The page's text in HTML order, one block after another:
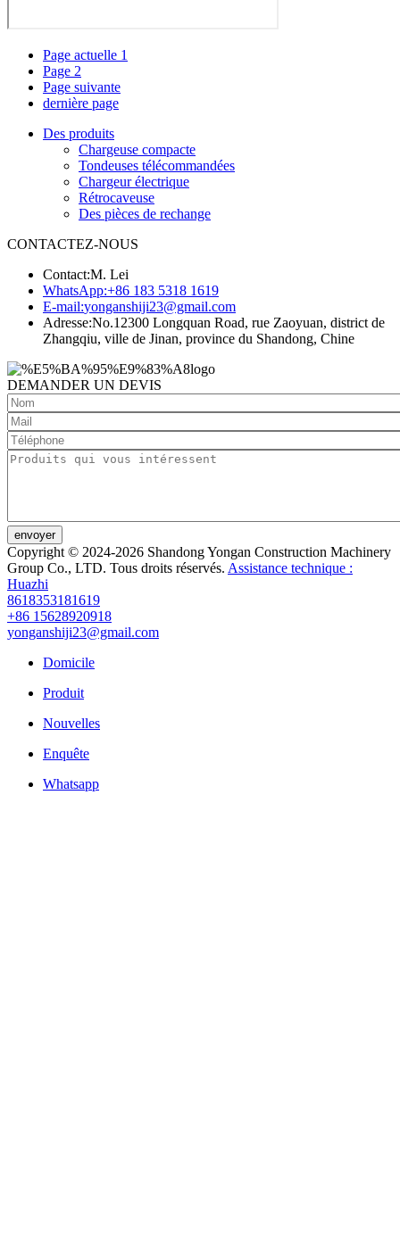
Page actuelle 1
Page 2
Page suivante
dernière page
Des produits
Chargeuse compacte
Tondeuses télécommandées
Chargeur électrique
Rétrocaveuse
Des pièces de rechange
CONTACTEZ-NOUS
Contact:M. Lei
WhatsApp:+86 183 5318 1619
E-mail:yonganshiji23@gmail.com
Adresse:No.12300 Longquan Road, rue Zaoyuan, district de
Zhangqiu, ville de Jinan, province du Shandong, Chine
DEMANDER UN DEVIS
envoyer
Copyright © 2024-2026 Shandong Yongan Construction Machinery
Group Co., LTD. Tous droits réservés. Assistance technique :
Huazhi
8618353181619
+86 15628920918
yonganshiji23@gmail.com
Domicile
Produit
Nouvelles
Enquête
Whatsapp